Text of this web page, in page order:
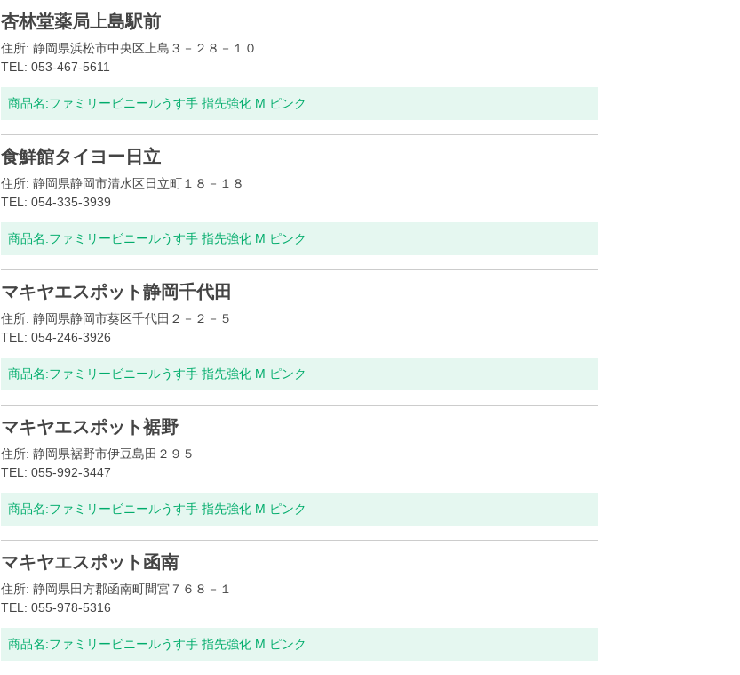
杏林堂薬局上島駅前
住所: 静岡県浜松市中央区上島３－２８－１０
TEL: 053-467-5611
商品名:ファミリービニールうす手 指先強化 M ピンク
食鮮館タイヨー日立
住所: 静岡県静岡市清水区日立町１８－１８
TEL: 054-335-3939
商品名:ファミリービニールうす手 指先強化 M ピンク
マキヤエスポット静岡千代田
住所: 静岡県静岡市葵区千代田２－２－５
TEL: 054-246-3926
商品名:ファミリービニールうす手 指先強化 M ピンク
マキヤエスポット裾野
住所: 静岡県裾野市伊豆島田２９５
TEL: 055-992-3447
商品名:ファミリービニールうす手 指先強化 M ピンク
マキヤエスポット函南
住所: 静岡県田方郡函南町間宮７６８－１
TEL: 055-978-5316
商品名:ファミリービニールうす手 指先強化 M ピンク